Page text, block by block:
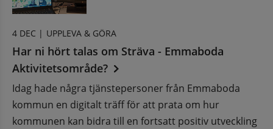
4 DEC | UPPLEVA & GÖRA
Har ni hört talas om Sträva - Emmaboda
Aktivitetsområde?
Idag hade några tjänstepersoner från Emmaboda
kommun en digitalt träff för att prata om hur
kommunen kan bidra till en fortsatt positiv utveckling